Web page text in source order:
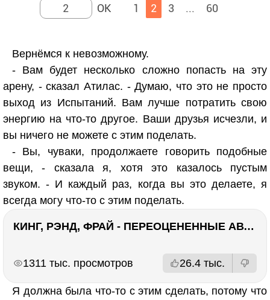
1 2 3 ... 60
Вернёмся к невозможному.
- Вам будет несколько сложно попасть на эту
арену, - сказал Атилас. - Думаю, что это не просто
выход из Испытаний. Вам лучше потратить свою
энергию на что-то другое. Ваши друзья исчезли, и
вы ничего не можете с этим поделать.
- Вы, чуваки, продолжаете говорить подобные
вещи, - сказала я, хотя это казалось пустым
звуком. - И каждый раз, когда вы это делаете, я
всегда могу что-то с этим поделать.
КИНГ, РЭНД, ФРАЙ - ПЕРЕОЦЕНЕННЫЕ АВТОРЫ? ¯\_(ツ)_/¯
1311 тыс. просмотров 26.4 тыс.
Я должна была что-то с этим сделать, потому что